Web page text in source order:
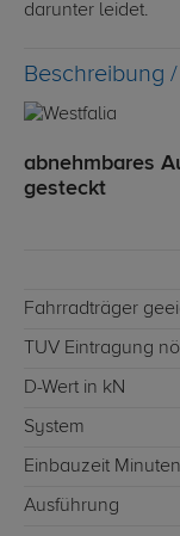
darunter leidet.
abnehmbares
gesteckt
Fahrradträger
TÜV Eintragung
D-Wert in kN
System
Einbauzeit Minuten
Ausführung